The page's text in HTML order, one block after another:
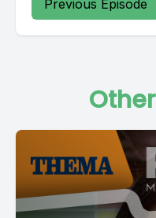
Previous Episode